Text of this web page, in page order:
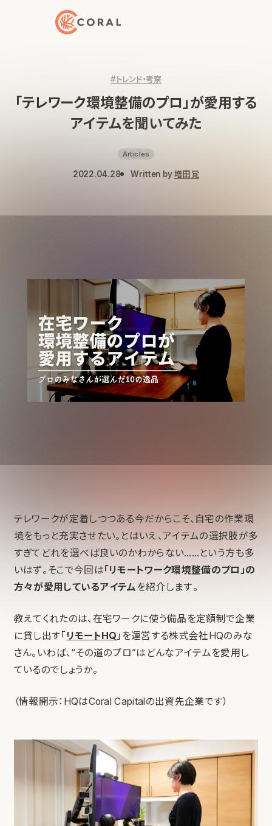
トップページへ戻る
#トレンド・考察
「テレワーク環境整備のプロ」が愛用する
アイテムを聞いてみた
Articles
2022.04.28 Written by増田 覚
テレワークが定着しつつある今だからこそ、自宅の作業環
境をもっと充実させたい。とはいえ、アイテムの選択肢が多
すぎてどれを選べば良いのかわからない……という方も多
いはず。そこで今回は「リモートワーク環境整備のプロ」の
方々が愛用しているアイテム を紹介します。
教えてくれたのは、在宅ワークに使う備品を定額制で企業
に貸し出す「 リモートHQ 」を運営する株式会社HQのみな
さん。いわば、“その道のプロ”はどんなアイテムを愛用し
ているのでしょうか。
（情報開示：HQはCoral Capitalの出資先企業です）